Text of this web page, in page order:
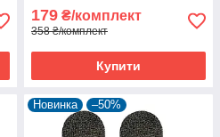
179 ₴/комплект
358 ₴/комплект
Купити
Новинка –50%